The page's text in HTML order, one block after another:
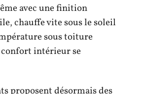
avec une finition
chauffe vite sous le soleil
sous toiture
intérieur se
proposent désormais des